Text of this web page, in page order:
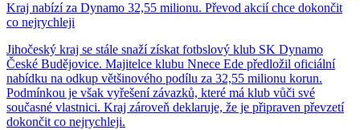
Kraj nabízí za Dynamo 32,55 milionu. Převod akcií chce dokončit
co nejrychleji
Jihočeský kraj se stále snaží získat fotbslový klub SK Dynamo
České Budějovice. Majitelce klubu Nnece Ede předložil oficiální
nabídku na odkup většinového podílu za 32,55 milionu korun.
Podmínkou je však vyřešení závazků, které má klub vůči své
současné vlastnici. Kraj zároveň deklaruje, že je připraven převzetí
dokončit co nejrychleji.